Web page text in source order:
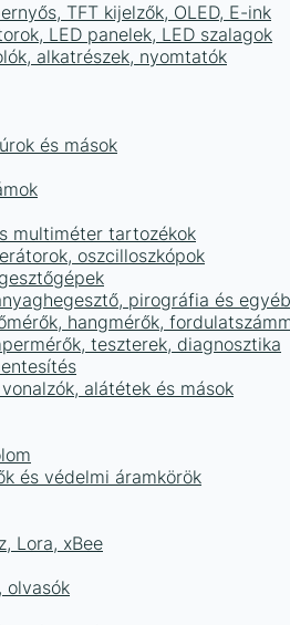
TFT kijelzők, OLED, E-ink
LED panelek, LED szalagok
alkatrészek, nyomtatók
és mások
multiméter tartozékok
oszcilloszkópok
pirográfia és
hangmérők,
teszterek, diagnosztika
alátétek és mások
és védelmi áramkörök
Lora, xBee
olvasók